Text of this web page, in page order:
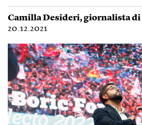
Camilla Desideri, giornalista
20.12.2021